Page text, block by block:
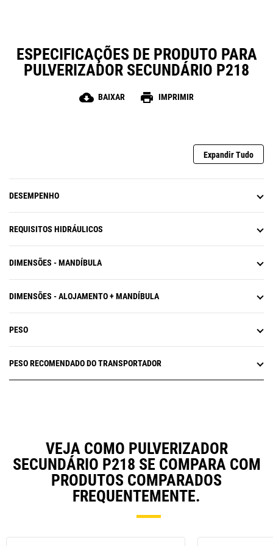
ESPECIFICAÇÕES DE PRODUTO PARA
PULVERIZADOR SECUNDÁRIO P218
cloud_download BAIXAR print IMPRIMIR
Expandir Tudo
DESEMPENHO
REQUISITOS HIDRÁULICOS
DIMENSÕES - MANDÍBULA
DIMENSÕES - ALOJAMENTO + MANDÍBULA
PESO
PESO RECOMENDADO DO TRANSPORTADOR
VEJA COMO PULVERIZADOR
SECUNDÁRIO P218 SE COMPARA COM
PRODUTOS COMPARADOS
FREQUENTEMENTE.